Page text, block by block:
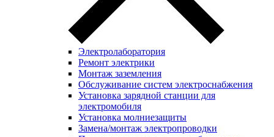
Электролаборатория
Ремонт электрики
Монтаж заземления
Обслуживание систем электроснабжения
Установка зарядной станции для
электромобиля
Установка молниезащиты
Замена/монтаж электропроводки